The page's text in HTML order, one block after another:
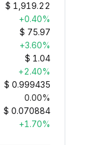
$ 1,919.22
+0.40%
$ 75.97
+3.60%
$ 1.04
+2.40%
$ 0.999435
0.00%
$ 0.070884
+1.70%